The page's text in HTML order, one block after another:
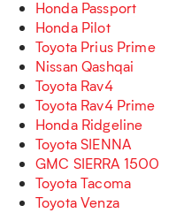
Honda Passport
Honda Pilot
Toyota Prius Prime
Nissan Qashqai
Toyota Rav4
Toyota Rav4 Prime
Honda Ridgeline
Toyota SIENNA
GMC SIERRA 1500
Toyota Tacoma
Toyota Venza